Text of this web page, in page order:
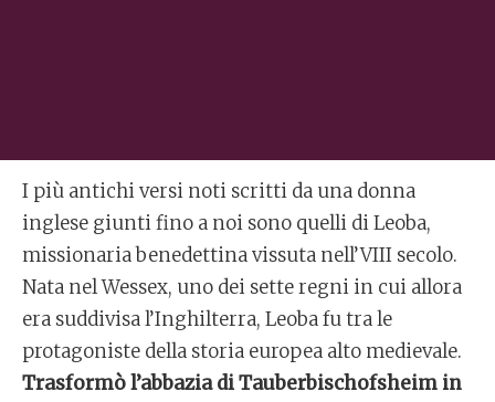
I più antichi versi noti scritti da una donna
inglese giunti fino a noi sono quelli di Leoba,
missionaria benedettina vissuta nell’VIII secolo.
Nata nel Wessex, uno dei sette regni in cui allora
era suddivisa l’Inghilterra, Leoba fu tra le
protagoniste della storia europea alto medievale.
Trasformò l’abbazia di Tauberbischofsheim in